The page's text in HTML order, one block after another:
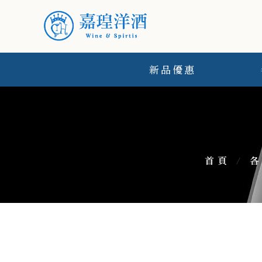
新品優惠
首頁 /